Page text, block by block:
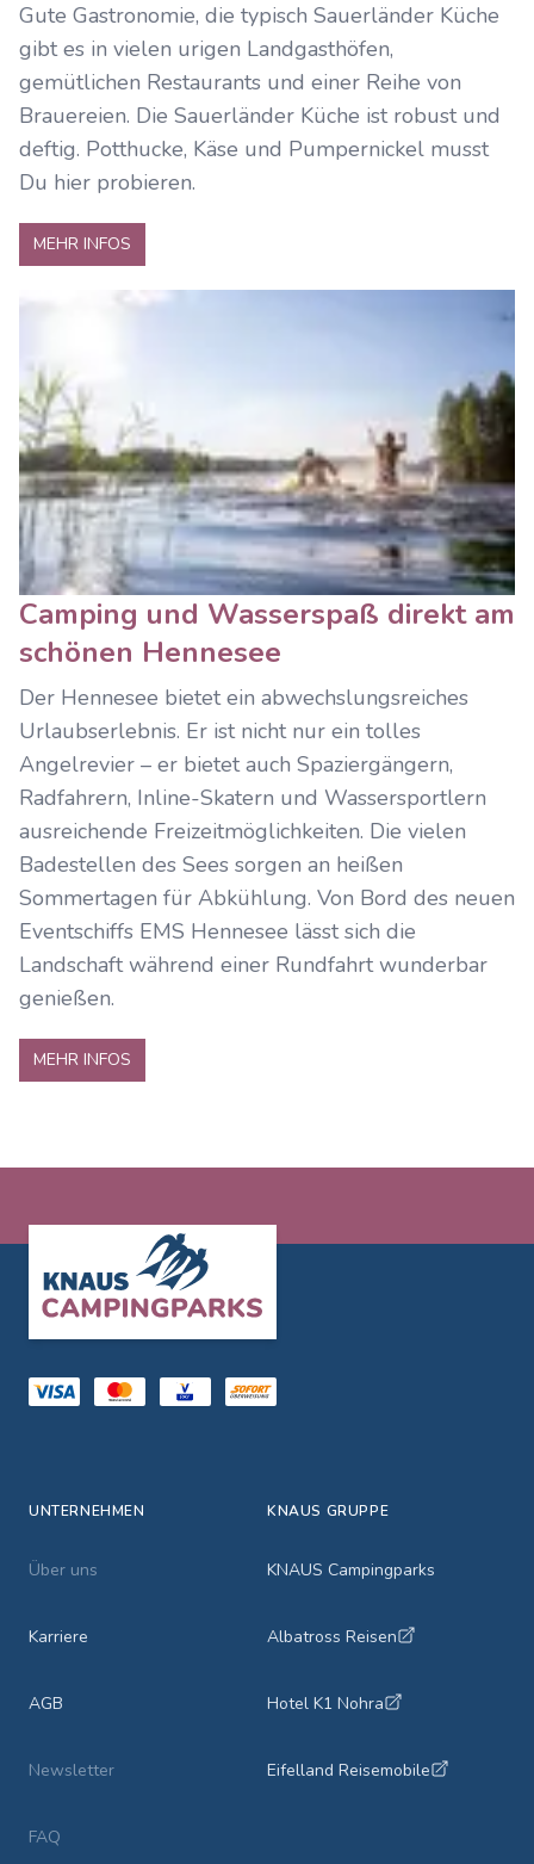
Gute Gastronomie, die typisch Sauerländer Küche
gibt es in vielen urigen Landgasthöfen,
gemütlichen Restaurants und einer Reihe von
Brauereien. Die Sauerländer Küche ist robust und
deftig. Potthucke, Käse und Pumpernickel musst
Du hier probieren.
MEHR INFOS
Camping und Wasserspaß direkt am
schönen Hennesee
Der Hennesee bietet ein abwechslungsreiches
Urlaubserlebnis. Er ist nicht nur ein tolles
Angelrevier – er bietet auch Spaziergängern,
Radfahrern, Inline-Skatern und Wassersportlern
ausreichende Freizeitmöglichkeiten. Die vielen
Badestellen des Sees sorgen an heißen
Sommertagen für Abkühlung. Von Bord des neuen
Eventschiffs EMS Hennesee lässt sich die
Landschaft während einer Rundfahrt wunderbar
genießen.
MEHR INFOS
UNTERNEHMEN
Über uns
Karriere
AGB
Newsletter
FAQ
KNAUS GRUPPE
KNAUS Campingparks
Albatross Reisen
Hotel K1 Nohra
Eifelland Reisemobile